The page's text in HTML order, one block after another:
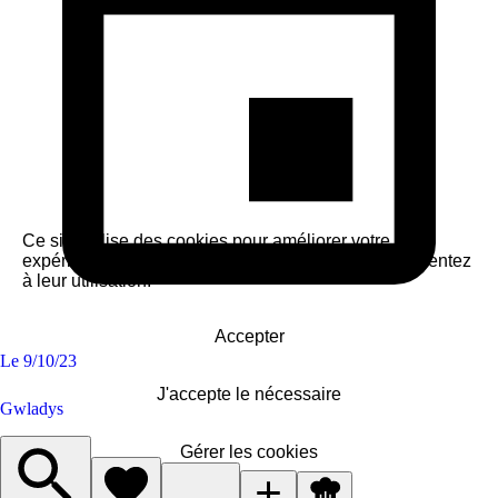
Le 9/10/23
Gwladys
Ce site utilise des cookies pour améliorer votre
expérience. En cliquant sur « Accepter », vous consentez
à leur utilisation.
Accepter
J'accepte le nécessaire
Gérer les cookies